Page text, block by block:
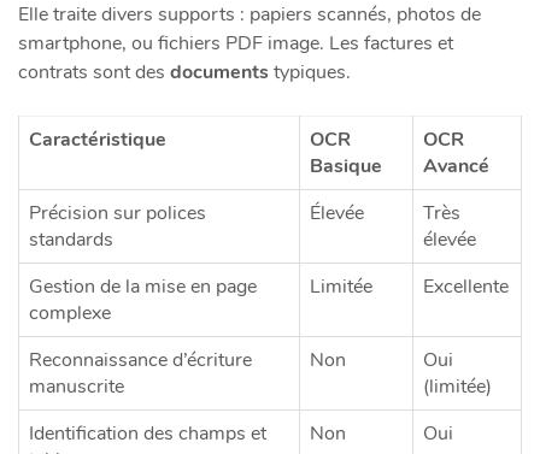
Elle traite divers supports : papiers scannés, photos de
smartphone, ou fichiers PDF image. Les factures et
contrats sont des documentstypiques.
Caractéristique
OCR
Basique
OCR
Avancé
Précision sur polices
standards
Élevée
Très
élevée
Gestion de la mise en page
complexe
Limitée Excellente
Reconnaissance d’écriture
manuscrite
Non
Oui
(limitée)
Identification des champs et
Non Oui